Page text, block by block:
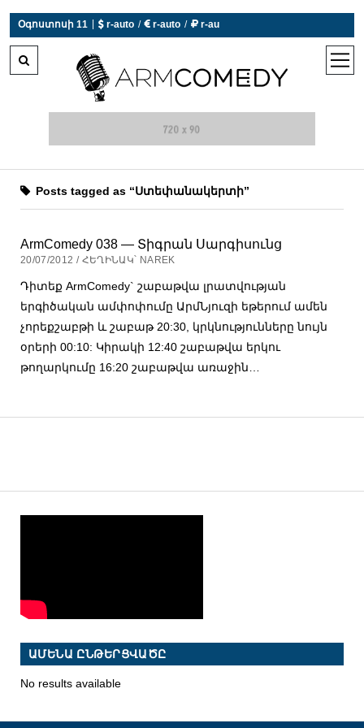
Օգոստոսի 11  r-auto /  r-auto /  r-au
open
Posts tagged as “Ստեփանակերտի”
ArmComedy 038 — Տիգրան Սարգիսունց
20/07/2012 / ՀԵՂԻՆԱԿ՝ NAREK
Դիտեք ArmComedy` շաբաթվա լրատվության
երգիծական ամփոփումը ԱրմՆյուզի եթերում ամեն
չորեքշաբթի և շաբաթ 20:30, կրկնությունները նույն
օրերի 00:10: Կիրակի 12:40 շաբաթվա երկու
թողարկումը 16:20 շաբաթվա առաջին…
ԱՄԵՆԱ ԸՆԹԵՐՑՎԱԾԸ
No results available